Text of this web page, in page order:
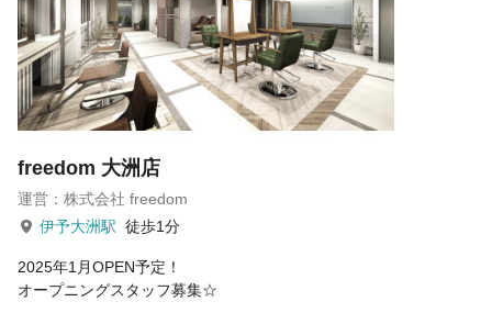
freedom 大洲店
運営：株式会社 freedom
伊予大洲駅 徒歩1分
2025年1月OPEN予定！
オープニングスタッフ募集☆